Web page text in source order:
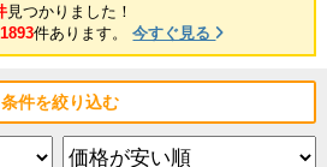
見つかりました！
1893件あります。今すぐ見る
条件を絞り込む